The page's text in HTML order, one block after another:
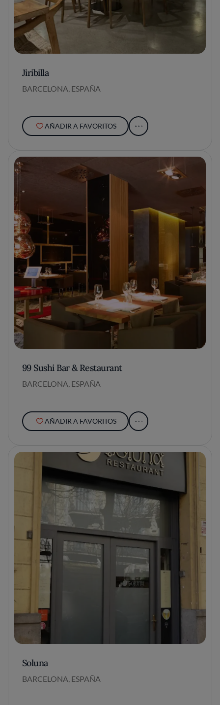
Jiribilla
BARCELONA, ESPAÑA
AÑADIR A FAVORITOS
99 Sushi Bar & Restaurant
BARCELONA, ESPAÑA
AÑADIR A FAVORITOS
Soluna
BARCELONA, ESPAÑA